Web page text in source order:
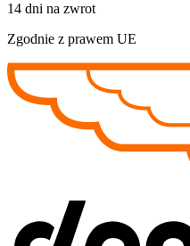
14 dni na zwrot
Zgodnie z prawem UE